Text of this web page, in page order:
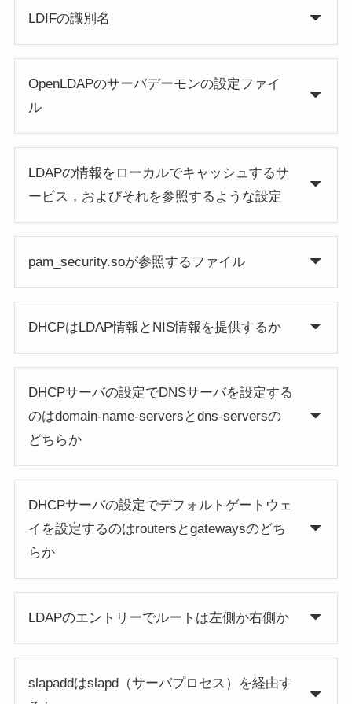
LDIFの識別名
OpenLDAPのサーバデーモンの設定ファイ
ル
LDAPの情報をローカルでキャッシュするサ
ービス，およびそれを参照するような設定
pam_security.soが参照するファイル
DHCPはLDAP情報とNIS情報を提供するか
DHCPサーバの設定でDNSサーバを設定する
のはdomain-name-serversとdns-serversの
どちらか
DHCPサーバの設定でデフォルトゲートウェ
イを設定するのはroutersとgatewaysのどち
らか
LDAPのエントリーでルートは左側か右側か
slapaddはslapd（サーバプロセス）を経由す